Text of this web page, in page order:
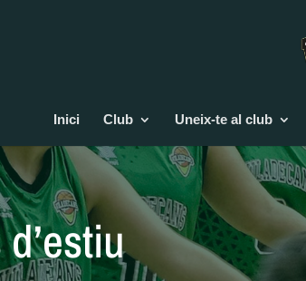
Inici Club Uneix-te al club